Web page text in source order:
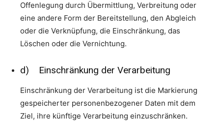
Offenlegung durch Übermittlung, Verbreitung oder
eine andere Form der Bereitstellung, den Abgleich
oder die Verknüpfung, die Einschränkung, das
Löschen oder die Vernichtung.
d) Einschränkung der Verarbeitung
Einschränkung der Verarbeitung ist die Markierung
gespeicherter personenbezogener Daten mit dem
Ziel, ihre künftige Verarbeitung einzuschränken.